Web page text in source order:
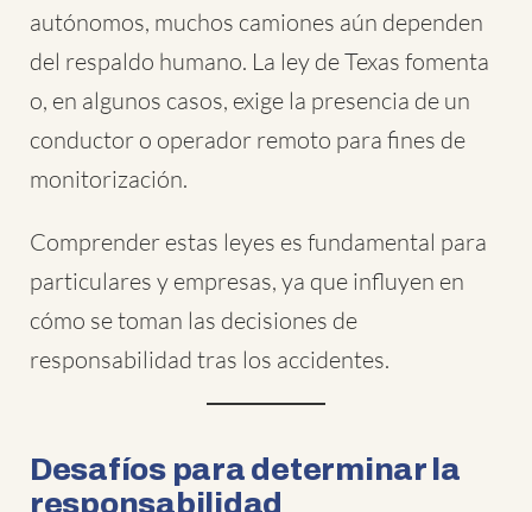
autónomos, muchos camiones aún dependen
del respaldo humano. La ley de Texas fomenta
o, en algunos casos, exige la presencia de un
conductor o operador remoto para fines de
monitorización.
Comprender estas leyes es fundamental para
particulares y empresas, ya que influyen en
cómo se toman las decisiones de
responsabilidad tras los accidentes.
Desafíos para determinar la
responsabilidad